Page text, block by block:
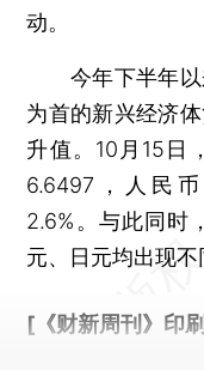
动。
今年下半年以
为首的新兴经济
升值。10月15日
6.6497，人民
2.6%。与此同时
元、日元均出现不
[《财新周刊》印